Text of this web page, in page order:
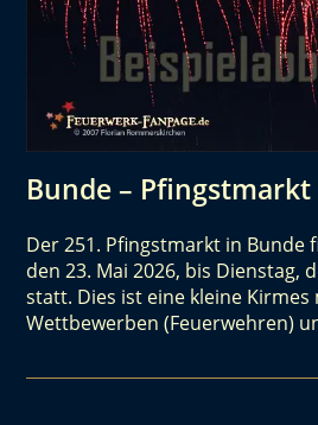
Bunde – Pfingstmarkt
Der 251. Pfingstmarkt in Bunde
den 23. Mai 2026, bis Dienstag,
statt. Dies ist eine kleine
Wettbewerben (Feuerwehren)